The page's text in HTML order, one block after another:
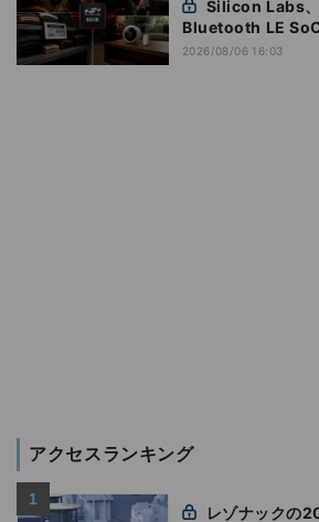
Bluetooth LE
2026/08/06 16:03
アクセスランキング